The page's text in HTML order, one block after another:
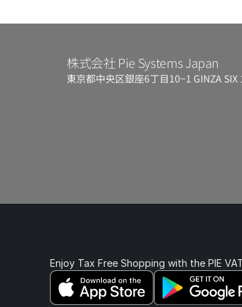
株式会社 Pie Systems Japan
東京都中央区銀座6丁目10−1 GINZA SIX
Enjoy Tax Free Shopping with the PIE